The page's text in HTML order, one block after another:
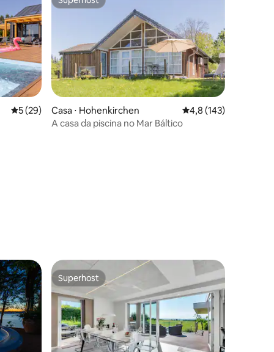
5 de uma avaliação média de 5, 29 avaliações
5 (29)
Superhost
Casa ⋅ Hohenkirchen 4,8 de uma avaliação
4,8 (143)
A casa da piscina no Mar Báltico
Superhost
Superhost